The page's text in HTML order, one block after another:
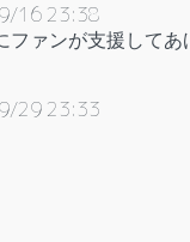
16 23:38
ファンが支援してあ
29 23:33